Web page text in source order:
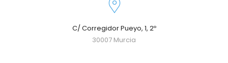
C/ Corregidor Pueyo, 1, 2º
30007 Murcia